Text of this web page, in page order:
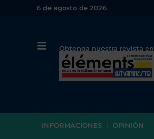
6 de agosto de 2026
Obtenga nuestra revista en
papel o en PDF
INFORMACIONES OPINIÓN